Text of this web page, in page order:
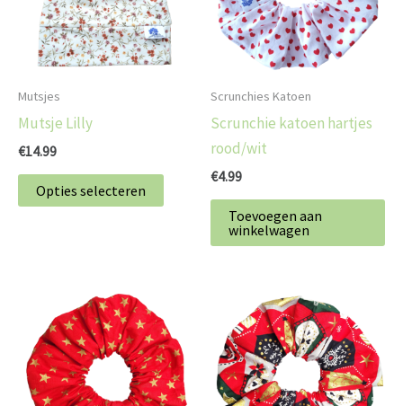
Mutsjes
Mutsje Lilly
€14.99
Opties selecteren
variaties.
Deze
optie
gekozen
productpagina
Scrunchies Katoen
Scrunchie katoen hartjes
rood/wit
€4.99
Toevoegen aan
winkelwagen